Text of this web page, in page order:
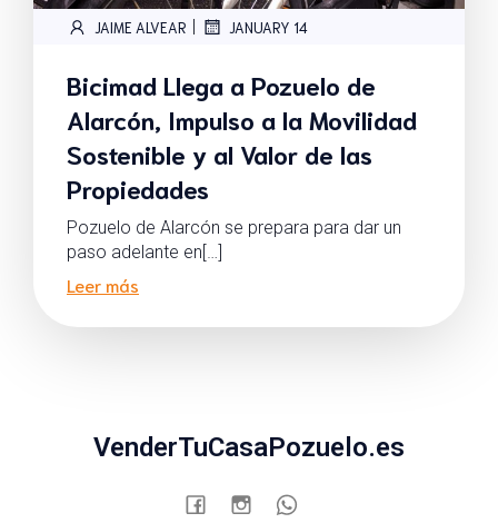
JAIME ALVEAR | JANUARY 14
Bicimad Llega a Pozuelo de
Alarcón, Impulso a la Movilidad
Sostenible y al Valor de las
Propiedades
Pozuelo de Alarcón se prepara para dar un
paso adelante en[…]
Leer más
VenderTuCasaPozuelo.es